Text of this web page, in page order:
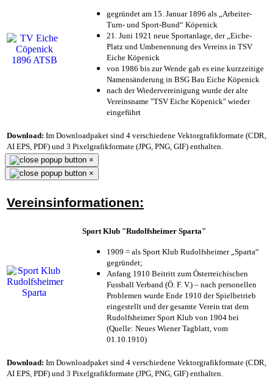
gegründet am 15. Januar 1896 als „Arbeiter-
Turn- und Sport-Bund“ Köpenick
21. Juni 1921 neue Sportanlage, der „Eiche-
Platz und Umbenennung des Vereins in TSV
Eiche Köpenick
von 1986 bis zur Wende gab es eine kurzzeitige
Namensänderung in BSG Bau Eiche Köpenick
nach der Wiedervereinigung wurde der alte
Vereinsname "TSV Eiche Köpenick" wieder
eingeführt
Download: Im Downloadpaket sind 4 verschiedene Vektorgrafikformate (CDR,
AI EPS, PDF) und 3 Pixelgrafikformate (JPG, PNG, GIF) enthalten.
×
×
Vereinsinformationen:
Sport Klub "Rudolfsheimer Sparta"
1909 = als Sport Klub Rudolfsheimer „Sparta“
gegründet;
Anfang 1910 Beitritt zum Österreichischen
Fussball Verband (Ö. F. V.) – nach personellen
Problemen wurde Ende 1910 der Spielbetrieb
eingestellt und der gesamte Verein trat dem
Rudolfsheimer Sport Klub von 1904 bei
(Quelle: Neues Wiener Tagblatt, vom
01.10.1910)
Download: Im Downloadpaket sind 4 verschiedene Vektorgrafikformate (CDR,
AI EPS, PDF) und 3 Pixelgrafikformate (JPG, PNG, GIF) enthalten.